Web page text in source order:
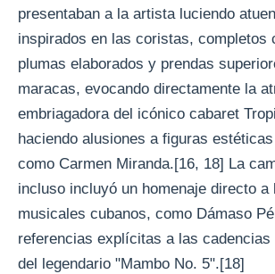
presentaban a la artista luciendo
inspirados en las coristas, completos
plumas elaborados y prendas
maracas, evocando directamente la
embriagadora del icónico cabaret
haciendo alusiones a figuras
como Carmen Miranda.[16, 18] La
incluso incluyó un homenaje directo a
musicales cubanos, como Dámaso
referencias explícitas a las cadencias
del legendario "Mambo No. 5".[18]